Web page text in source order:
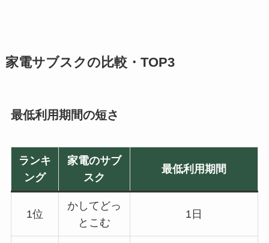
家電サブスクの比較・TOP3
最低利用期間の短さ
ランキ
ング
家電のサブ
スク
最低利用期間
1位
かしてどっ
とこむ
1日